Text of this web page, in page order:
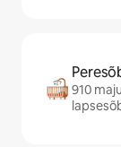
910